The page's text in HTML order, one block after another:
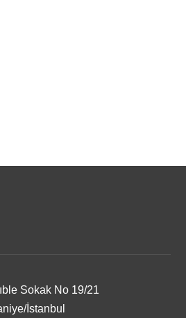
Sokak No 19/21
İstanbul